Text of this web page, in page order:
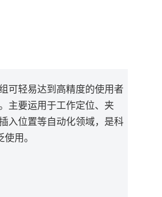
可轻易达到高精度的使用者
主要运用于工作定位、夹
入位置等自动化领域，是科
用。